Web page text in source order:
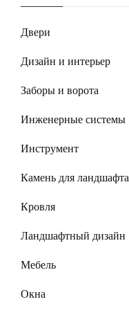
Двери
Дизайн и интерьер
Заборы и ворота
Инженерные системы
Инструмент
Камень для ландшафта
Кровля
Ландшафтный дизайн
Мебель
Окна